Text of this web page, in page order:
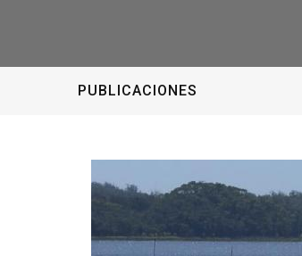
PUBLICACIONES